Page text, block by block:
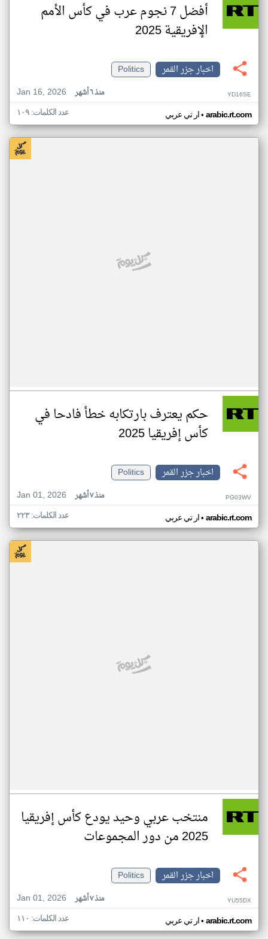
أفضل 7 نجوم عرب في كأس الأمم
الإفريقية 2025
اخبار جزر القمر
Politics
Jan 16, 2026
منذ ٦ أشهر YD16SE
ار تي عربي• arabic.rt.com عدد الكلمات: ١٠٩
حكم يعترف بارتكابه خطأ فادحا في
كأس إفريقيا 2025
اخبار جزر القمر
Politics
Jan 01, 2026
منذ ٧ أشهر PG03WV
ار تي عربي• arabic.rt.com عدد الكلمات: ٢٢٣
منتخب عربي وحيد يودع كأس إفريقيا
2025 من دور المجموعات
اخبار جزر القمر
Politics
Jan 01, 2026
منذ ٧ أشهر YU55DX
ار تي عربي• arabic.rt.com عدد الكلمات: ١١٠